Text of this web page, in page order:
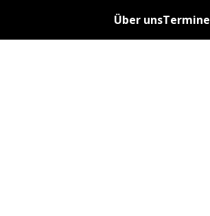
Über unsTermine